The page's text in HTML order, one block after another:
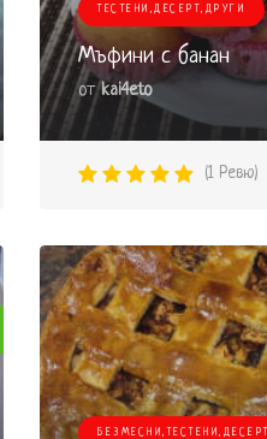
ТЕСТЕНИ,ДЕСЕРТ,ДРУГИ
Мъфини с банан
отkai4eto
(1 Ревю)
БЕЗМЕСНИ,ТЕСТЕНИ,ДЕСЕРТ